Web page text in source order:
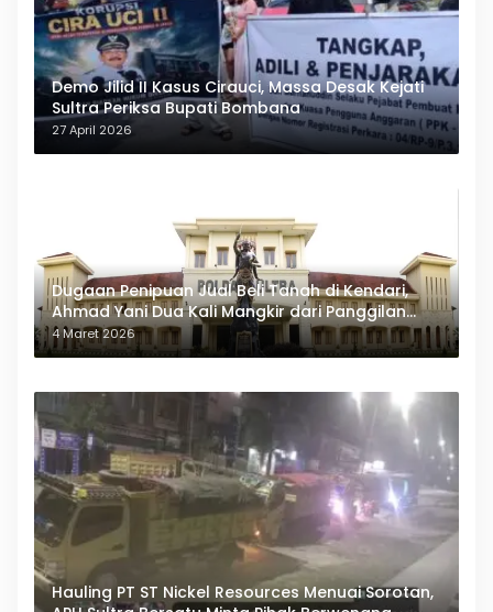
Demo Jilid II Kasus Cirauci, Massa Desak Kejati
Sultra Periksa Bupati Bombana
27 April 2026
Dugaan Penipuan Jual Beli Tanah di Kendari,
Ahmad Yani Dua Kali Mangkir dari Panggilan
Polda Sultra
4 Maret 2026
Hauling PT ST Nickel Resources Menuai Sorotan,